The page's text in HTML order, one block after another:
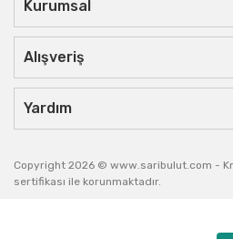
Kurumsal
Alışveriş
Yardım
Copyright 2026 © www.saribulut.com -
sertifikası ile korunmaktadır.